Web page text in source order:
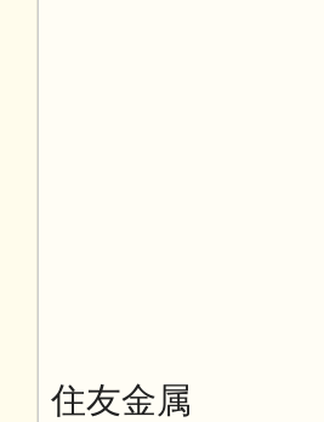
住友金属